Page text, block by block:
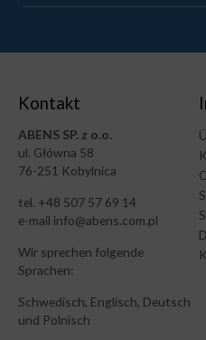
Kontakt
ABENS SP. z o.o.
ul. Główna 58
76-251 Kobylnica
tel. +48 507 57 69 14
e-mail info@abens.com.pl
Wir sprechen folgende
Sprachen:
Schwedisch, Englisch, Deutsch
und Polnisch